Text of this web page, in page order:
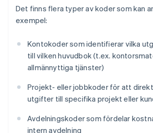
Det finns flera typer av koder som kan
exempel:
Kontokoder som identifierar vilka
till vilken huvudbok (t.ex.
allmännyttiga tjänster)
Projekt- eller jobbkoder för att
utgifter till specifika projekt eller
Avdelningskoder som fördelar
intern avdelning